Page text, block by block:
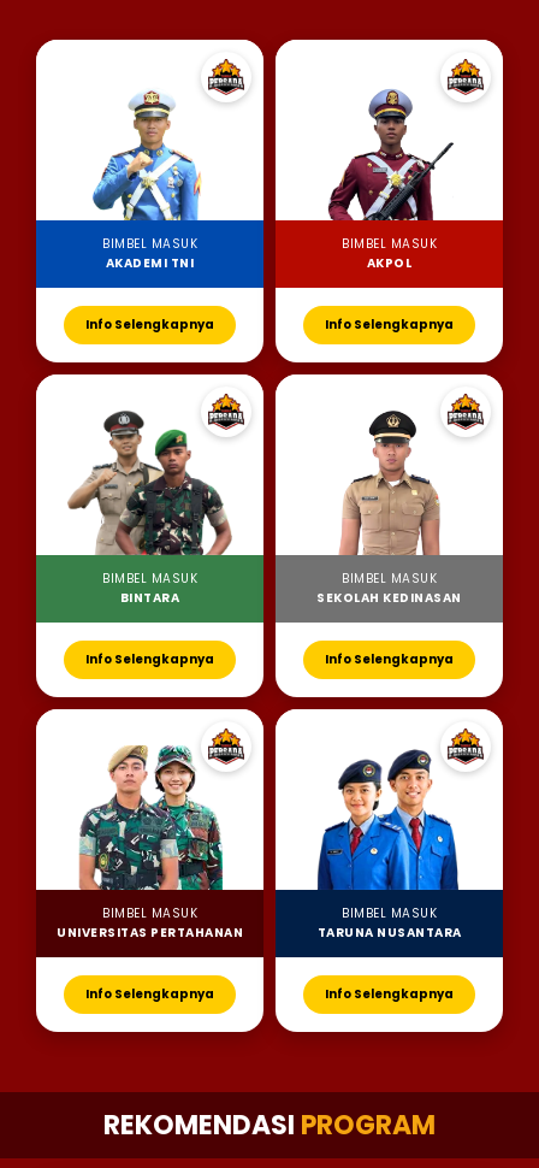
BIMBEL MASUK
AKADEMI TNI
Info Selengkapnya
BIMBEL MASUK
AKPOL
Info Selengkapnya
BIMBEL MASUK
BINTARA
Info Selengkapnya
BIMBEL MASUK
SEKOLAH KEDINASAN
Info Selengkapnya
BIMBEL MASUK
UNIVERSITAS PERTAHANAN
Info Selengkapnya
BIMBEL MASUK
TARUNA NUSANTARA
Info Selengkapnya
REKOMENDASI PROGRAM